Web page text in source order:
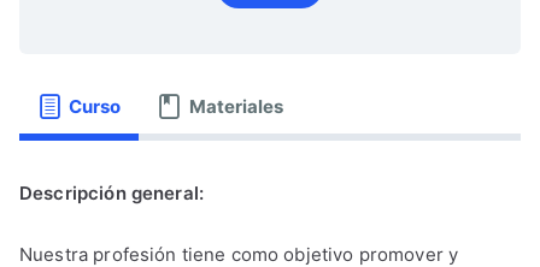
Curso Materiales
Descripción general:
Nuestra profesión tiene como objetivo promover y